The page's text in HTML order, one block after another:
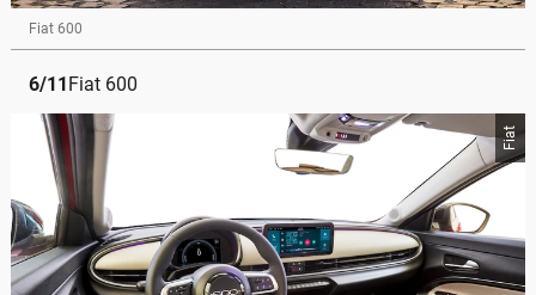
Fiat 600
6/11Fiat 600
Fiat